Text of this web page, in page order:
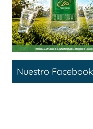
Nuestro Facebook